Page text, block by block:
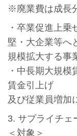
※廃業費は成長
・卒業促進上
堅・大企業等へ
規模拡大する事
・中長期大規
賃金引上げ
及び従業員増加
3. サプライチェ
＜対象＞